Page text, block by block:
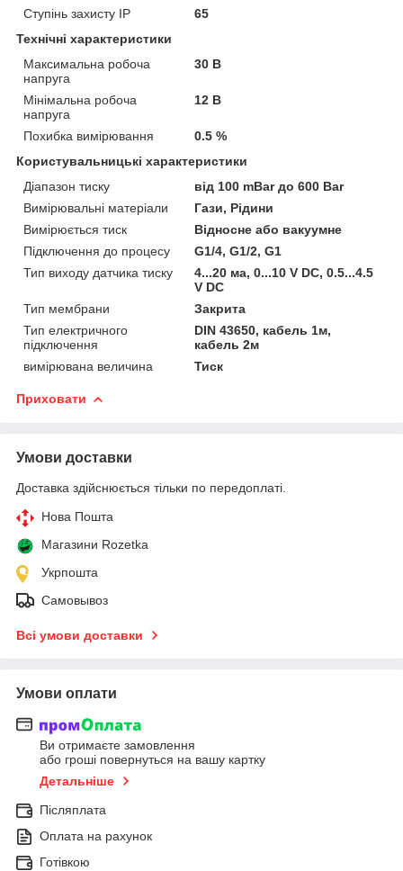
Ступінь захисту IP
65
Технічні характеристики
Максимальна робоча
напруга
30 В
Мінімальна робоча
напруга
12 В
Похибка вимірювання
0.5 %
Користувальницькі характеристики
Діапазон тиску
від 100 mBar до 600 Bar
Вимірювальні матеріали
Гази, Рідини
Вимірюється тиск
Відносне або вакуумне
Підключення до процесу
G1/4, G1/2, G1
Тип виходу датчика тиску
4...20 ма, 0...10 V DC, 0.5...4.5
V DC
Тип мембрани
Закрита
Тип електричного
підключення
DIN 43650, кабель 1м,
кабель 2м
вимірювана величина
Тиск
Приховати
Умови доставки
Доставка здійснюється тільки по передоплаті.
Нова Пошта
Магазини Rozetka
Укрпошта
Самовывоз
Всі умови доставки
Умови оплати
Ви отримаєте замовлення
або гроші повернуться на вашу картку
Детальніше
Післяплата
Оплата на рахунок
Готівкою